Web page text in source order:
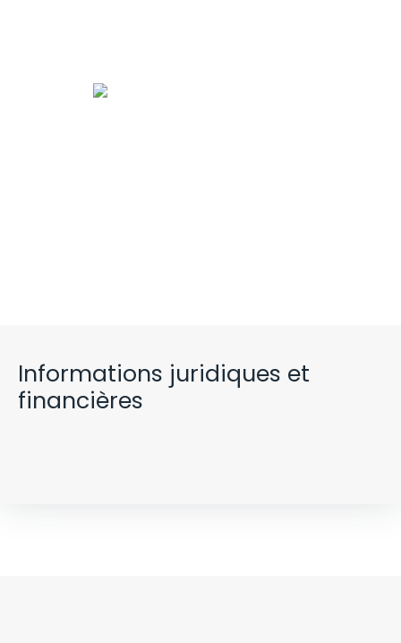
Informations juridiques et
financières